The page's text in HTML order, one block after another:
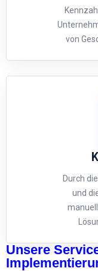
von
Durch
und
Unsere